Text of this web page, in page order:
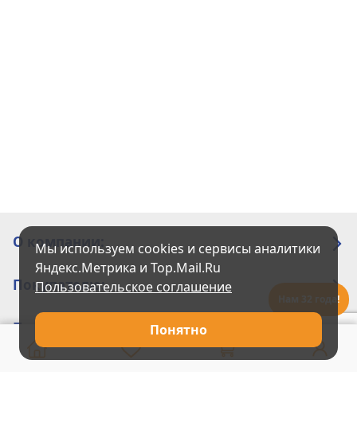
Нам 32 года!
Мы используем cookies и сервисы аналитики
Яндекс.Метрика и Top.Mail.Ru
Пользовательское соглашение
Понятно
О компании:
Покупателю:
Помощь: